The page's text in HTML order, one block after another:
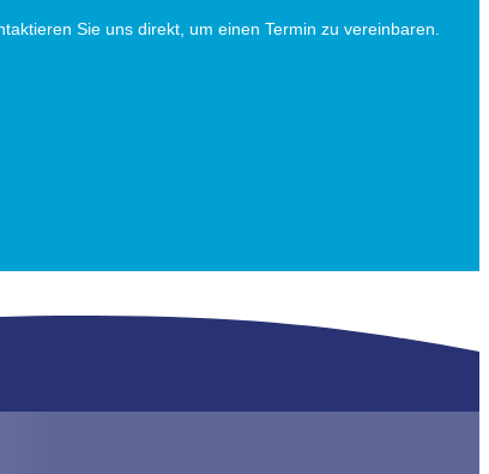
Sie uns direkt, um einen Termin zu vereinbaren.